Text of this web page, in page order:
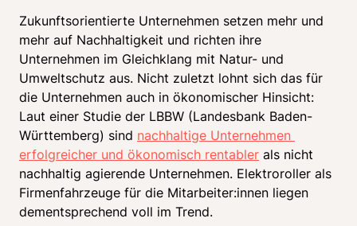
Zukunftsorientierte Unternehmen setzen mehr und
mehr auf Nachhaltigkeit und richten ihre
Unternehmen im Gleichklang mit Natur- und
Umweltschutz aus. Nicht zuletzt lohnt sich das für
die Unternehmen auch in ökonomischer Hinsicht:
Laut einer Studie der LBBW (Landesbank Baden-
Württemberg) sind nachhaltige Unternehmen
erfolgreicher und ökonomisch rentabler als nicht
nachhaltig agierende Unternehmen. Elektroroller als
Firmenfahrzeuge für die Mitarbeiter:innen liegen
dementsprechend voll im Trend.